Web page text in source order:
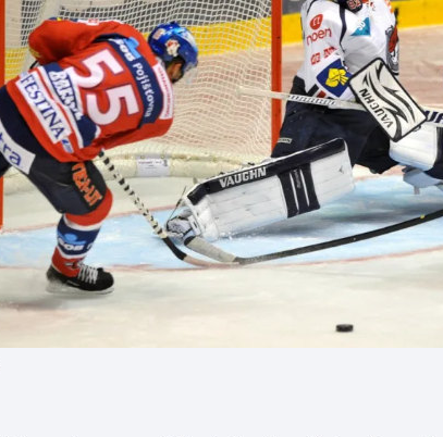
Curling
Dostihy
Florbal
Futsal
Golf
Gymnastika
Moderní pětiboj
Motorsport
Olympijské hry
Parasport
Plavání
Plážový volejbal